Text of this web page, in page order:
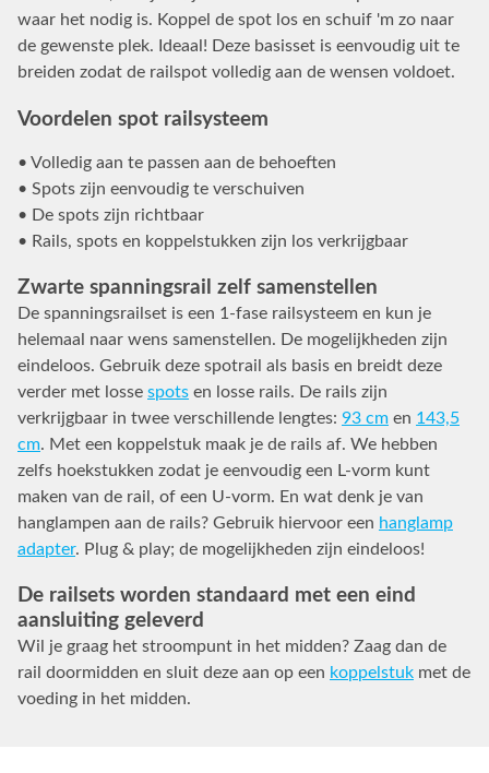
waar het nodig is. Koppel de spot los en schuif 'm zo naar
de gewenste plek. Ideaal! Deze basisset is eenvoudig uit te
breiden zodat de railspot volledig aan de wensen voldoet.
Voordelen spot railsysteem
• Volledig aan te passen aan de behoeften
• Spots zijn eenvoudig te verschuiven
• De spots zijn richtbaar
• Rails, spots en koppelstukken zijn los verkrijgbaar
Zwarte spanningsrail zelf samenstellen
De spanningsrailset is een 1-fase railsysteem en kun je
helemaal naar wens samenstellen. De mogelijkheden zijn
eindeloos. Gebruik deze spotrail als basis en breidt deze
verder met losse spots en losse rails. De rails zijn
verkrijgbaar in twee verschillende lengtes: 93 cm en 143,5
cm. Met een koppelstuk maak je de rails af. We hebben
zelfs hoekstukken zodat je eenvoudig een L-vorm kunt
maken van de rail, of een U-vorm. En wat denk je van
hanglampen aan de rails? Gebruik hiervoor een hanglamp
adapter. Plug & play; de mogelijkheden zijn eindeloos!
De railsets worden standaard met een eind
aansluiting geleverd
Wil je graag het stroompunt in het midden? Zaag dan de
rail doormidden en sluit deze aan op een koppelstuk met de
voeding in het midden.